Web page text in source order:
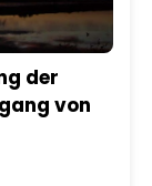
der
von